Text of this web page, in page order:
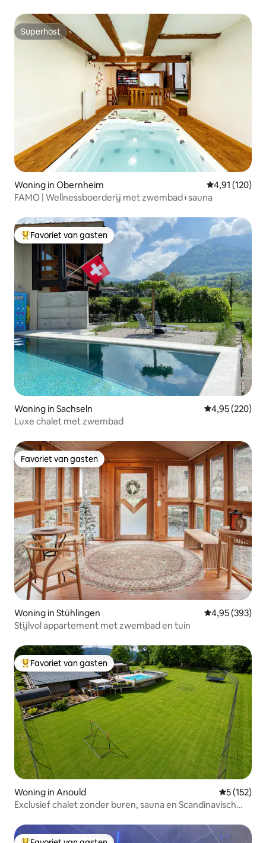
Superhost
Superhost
Woning in Obernheim Gemiddelde
4,91 (120)
FAMO | Wellnessboerderij met zwembad+sauna
Topfavoriet van gasten
Favoriet van gasten
Woning in Sachseln Gemiddelde
4,95 (220)
Luxe chalet met zwembad
Favoriet van gasten
Favoriet van gasten
Woning in Stühlingen Gemiddelde
4,95 (393)
Stijlvol appartement met zwembad en tuin
Topfavoriet van gasten
Favoriet van gasten
Woning in Anould
5 (152)
Exclusief chalet zonder buren, sauna en Scandinavisch